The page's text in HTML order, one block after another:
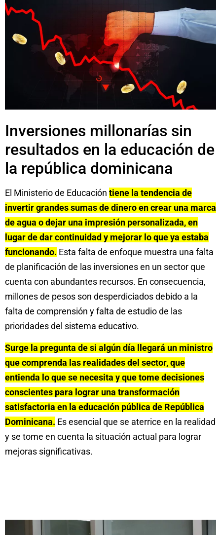
Inversiones millonarías sin
resultados en la educación de
la república dominicana
El Ministerio de Educación tiene la tendencia de
invertir grandes sumas de dinero en crear una marca
de agua o dejar una impresión personalizada, en
lugar de dar continuidad y mejorar lo que ya estaba
funcionando. Esta falta de enfoque muestra una falta
de planificación de las inversiones en un sector que
cuenta con abundantes recursos. En consecuencia,
millones de pesos son desperdiciados debido a la
falta de comprensión y falta de estudio de las
prioridades del sistema educativo.
Surge la pregunta de si algún día llegará un ministro
que comprenda las realidades del sector, que
entienda lo que se necesita y que tome decisiones
conscientes para lograr una transformación
satisfactoria en la educación pública de República
Dominicana. Es esencial que se aterrice en la realidad
y se tome en cuenta la situación actual para lograr
mejoras significativas.